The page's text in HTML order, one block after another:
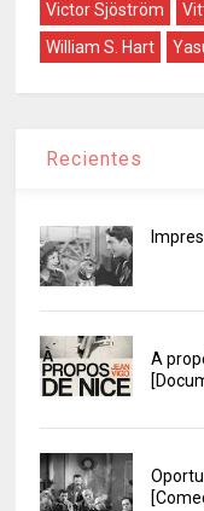
Victor Sjöström
William S. Hart
Recientes
A